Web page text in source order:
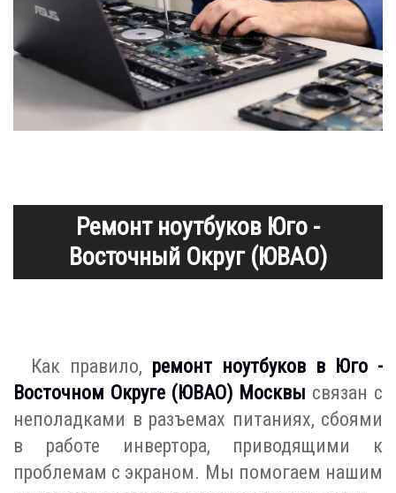
Ремонт ноутбуков Юго -
Восточный Округ (ЮВАО)
Как правило, ремонт ноутбуков в Юго -
Восточном Округе (ЮВАО) Москвы связан с
неполадками в разъемах питаниях, сбоями
в работе инвертора, приводящими к
проблемам с экраном. Мы помогаем нашим